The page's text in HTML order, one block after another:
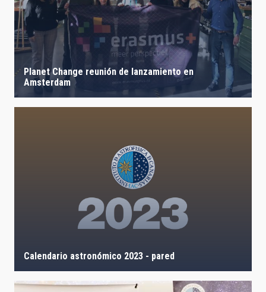
Planet Change reunión de lanzamiento en
Amsterdam
Calendario astronómico 2023 - pared